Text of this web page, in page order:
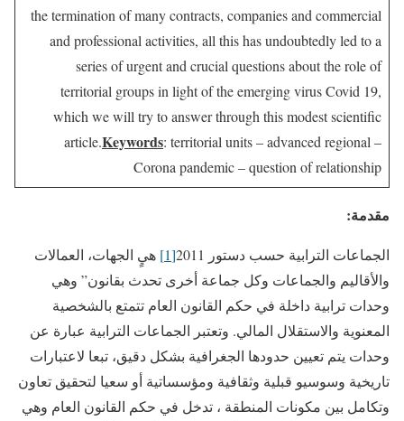
the termination of many contracts, companies and commercial
and professional activities, all this has undoubtedly led to a
series of urgent and crucial questions about the role of
territorial groups in light of the emerging virus Covid 19,
which we will try to answer through this modest scientific
article.Keywords: territorial units – advanced regional –
Corona pandemic – question of relationship
مقدمة:
الجماعات الترابية حسب دستور 2011 [1]
هيٍ الجهات، العمالات
والأقاليم والجماعات وكل جماعة أخرى تحدث بقانون” وهي
وحدات ترابية داخلة في حكم القانون العام تتمتع بالشخصية
المعنوية والاستقلال المالي. وتعتبر الجماعات الترابية عبارة عن
وحدات يتم تعيين حدودها الجغرافية بشكل دقيق، تبعا لاعتبارات
تاريخية وسوسيو قبلية وثقافية ومؤسساتية أو سعيا لتحقيق تعاون
وتكامل بين مكونات المنطقة ، تدخل في حكم القانون العام وهي